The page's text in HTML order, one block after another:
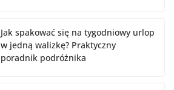
Jak spakować się na tygodniowy urlop
w jedną walizkę? Praktyczny
poradnik podróżnika